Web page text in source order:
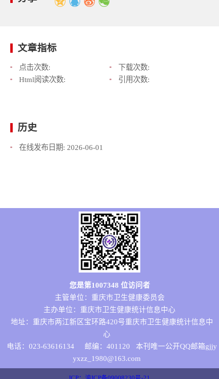
文章指标
点击次数:
下载次数:
Html阅读次数:
引用次数:
历史
在线发布日期: 2026-06-01
您是第1007348 位访问者
主管单位：重庆市卫生健康委员会
主办单位：重庆市卫生健康统计信息中心
地址：重庆市两江新区宝环路420号重庆市卫生健康统计信息中
心
电话：023-63616134
邮编：401120 本刊唯一公开QQ邮箱gjjy
yxzz_1980@163.com